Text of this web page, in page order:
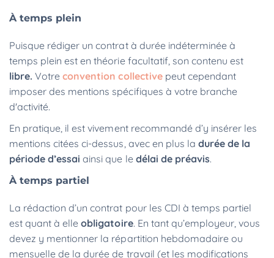
À temps plein
Puisque rédiger un contrat à durée indéterminée à
temps plein est en théorie facultatif, son contenu est
libre.Votreconvention collectivepeut cependant
imposer des mentions spécifiques à votre branche
d'activité.
En pratique, il est vivement recommandé d’y insérer les
mentions citées ci-dessus, avec en plus la durée de la
période d’essaiainsi que le délai de préavis.
À temps partiel
La rédaction d’un contrat pour les CDI à temps partiel
est quant à elleobligatoire. En tant qu’employeur, vous
devez y mentionner la répartition hebdomadaire ou
mensuelle de la durée de travail (et les modifications